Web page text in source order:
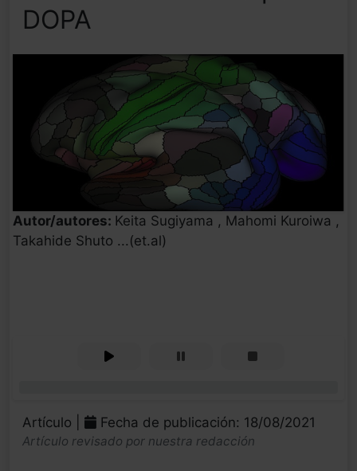
DOPA
Autor/autores: Keita Sugiyama , Mahomi Kuroiwa ,
Takahide Shuto ...(et.al)
Artículo | Fecha de publicación: 18/08/2021
Artículo revisado por nuestra redacción